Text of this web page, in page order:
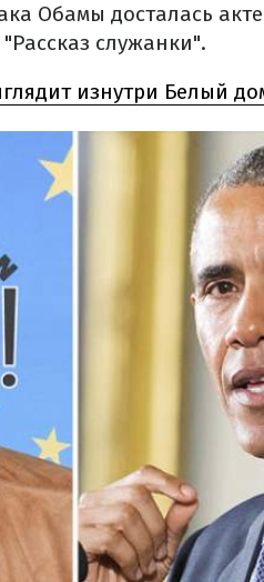
Обамы досталась
служанки".
изнутри Белый